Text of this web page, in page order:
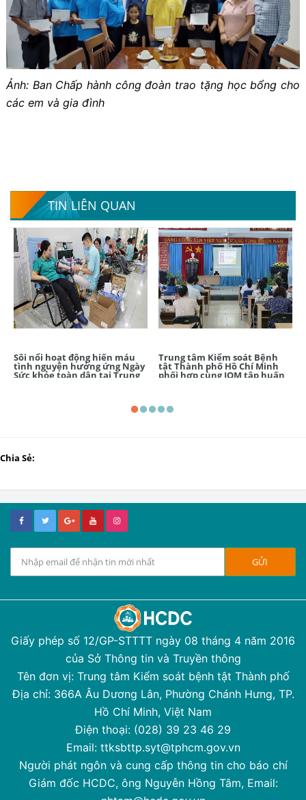
Ảnh: Ban Chấp hành công đoàn trao tặng học bổng cho
các em và gia đình
TIN LIÊN QUAN
Sôi nổi hoạt động hiến máu
tình nguyện hưởng ứng Ngày
Sức khỏe toàn dân tại Trung
Trung tâm Kiểm soát Bệnh
tật Thành phố Hồ Chí Minh
phối hợp cùng IOM tập huấn
Chia Sẻ:
Giấy phép số 12/GP-STTTT ngày 08 tháng 4 năm 2016
của Sở Thông tin và Truyền thông
Tên đơn vị: Trung tâm Kiểm soát bệnh tật Thành phố
Địa chỉ: 366A Âu Dương Lân, Phường Chánh Hưng, TP.
Hồ Chí Minh, Việt Nam
Điện thoại: (028) 39 23 46 29
Email: ttksbttp.syt@tphcm.gov.vn
Người phát ngôn và cung cấp thông tin cho báo chí
Giám đốc HCDC, ông Nguyễn Hồng Tâm, Email: